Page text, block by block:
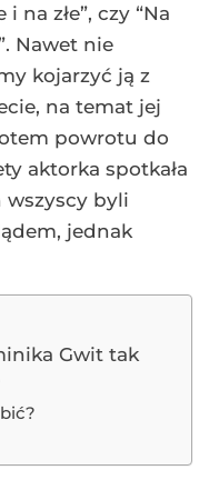
na złe”, czy “Na
Nawet nie
kojarzyć ją z
na temat jej
powrotu do
aktorka spotkała
wszyscy byli
jednak
Gwit tak